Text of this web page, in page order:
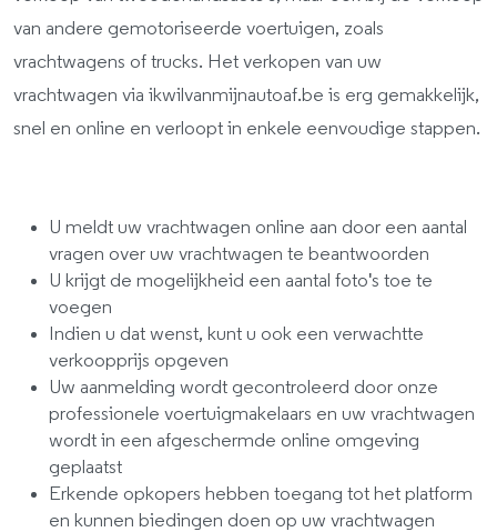
van andere gemotoriseerde voertuigen, zoals
vrachtwagens of trucks. Het verkopen van uw
vrachtwagen via ikwilvanmijnautoaf.be is erg gemakkelijk,
snel en online en verloopt in enkele eenvoudige stappen.
U meldt uw vrachtwagen online aan door een aantal
vragen over uw vrachtwagen te beantwoorden
U krijgt de mogelijkheid een aantal foto's toe te
voegen
Indien u dat wenst, kunt u ook een verwachtte
verkoopprijs opgeven
Uw aanmelding wordt gecontroleerd door onze
professionele voertuigmakelaars en uw vrachtwagen
wordt in een afgeschermde online omgeving
geplaatst
Erkende opkopers hebben toegang tot het platform
en kunnen biedingen doen op uw vrachtwagen